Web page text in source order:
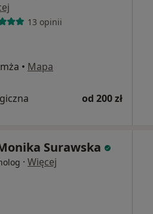
13 opinii
• Mapa
od 200 zł
Surawska
· Więcej